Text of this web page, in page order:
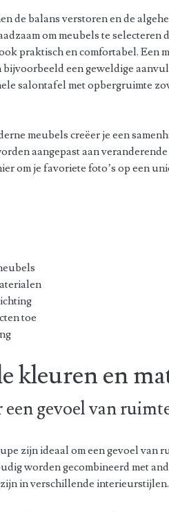
de balans verstoren en de
om meubels te selecteren
praktisch en comfortabel. Een
een geweldige
salontafel met opbergruimte
meubels creëer je een
aangepast aan
om je favoriete foto’s op een
toe
kleuren en
gevoel van
zijn ideaal om een gevoel van
worden gecombineerd met
in verschillende interieurstijlen.